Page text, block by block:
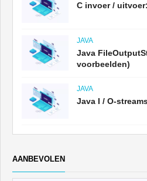
C invoer /
JAVA
Java
voorbeelden)
JAVA
Java I / O-
AANBEVOLEN